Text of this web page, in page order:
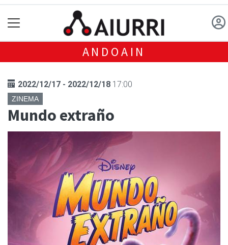
ANDOAIN
2022/12/17 - 2022/12/18 17:00
ZINEMA
Mundo extraño